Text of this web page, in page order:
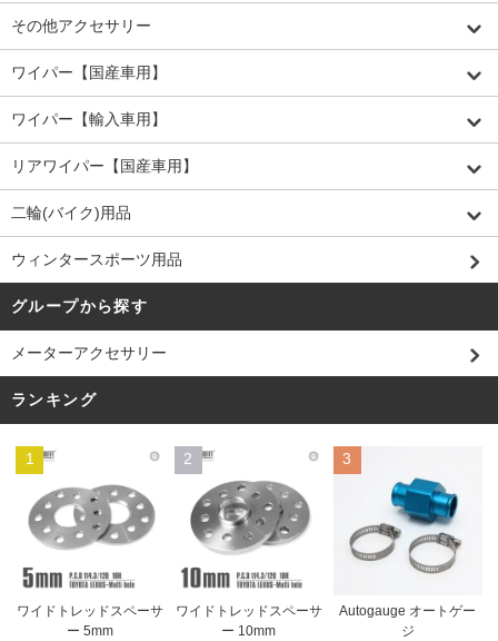
その他アクセサリー
ワイパー【国産車用】
ワイパー【輸入車用】
リアワイパー【国産車用】
二輪(バイク)用品
ウィンタースポーツ用品
グループから探す
メーターアクセサリー
ランキング
1
ワイドトレッドスペーサ
ー 5mm
2
ワイドトレッドスペーサ
ー 10mm
3
Autogauge オートゲー
ジ